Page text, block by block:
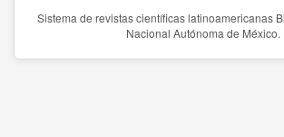
Sistema de revistas científicas latinoamericanas
Nacional Autónoma de México.